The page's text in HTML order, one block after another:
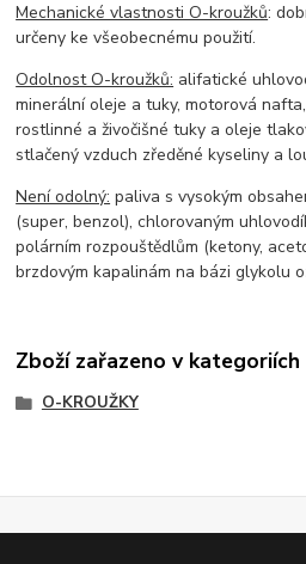
Mechanické vlastnosti O-kroužků:
určeny ke všeobecnému použití.
Odolnost O-kroužků: alifatické
minerální oleje a tuky, motorová
rostlinné a živočišné tuky a oleje
stlačený vzduch zředěné kyseliny a
Není odolný: paliva s vysokým
(super, benzol), chlorovaným
polárním rozpouštědlům (ketony,
brzdovým kapalinám na bázi glykolu
Zboží zařazeno v kategoriích
O-KROUŽKY